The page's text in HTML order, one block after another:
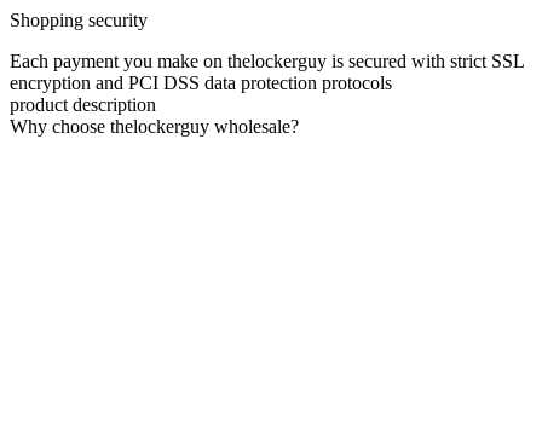
Shopping security
Each payment you make on thelockerguy is secured with strict SSL
encryption and PCI DSS data protection protocols
product description
Why choose thelockerguy wholesale?